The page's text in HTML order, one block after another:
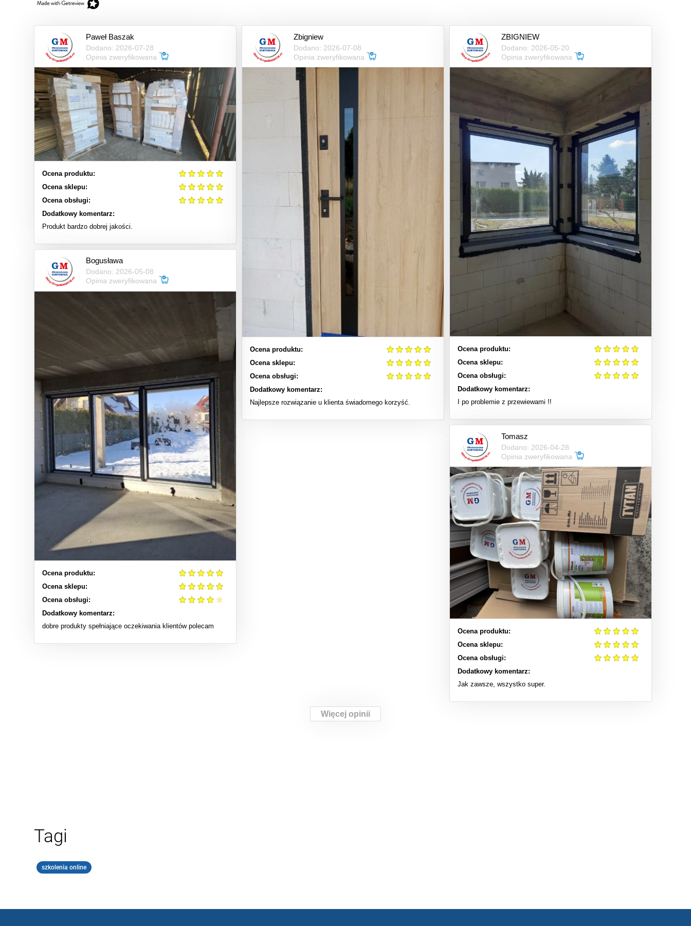
Paweł Baszak
Dodano: 2026-07-28
Opinia zweryfikowana
Ocena produktu:
Ocena sklepu:
Ocena obsługi:
Dodatkowy komentarz:
Produkt bardzo dobrej jakości.
Zbigniew
Dodano: 2026-07-08
Opinia zweryfikowana
Ocena produktu:
Ocena sklepu:
Ocena obsługi:
Dodatkowy komentarz:
Najlepsze rozwiązanie u klienta świadomego korzyść.
ZBIGNIEW
Dodano: 2026-05-20
Opinia zweryfikowana
Ocena produktu:
Ocena sklepu:
Ocena obsługi:
Dodatkowy komentarz:
I po problemie z przewiewami !!
Bogusława
Dodano: 2026-05-08
Opinia zweryfikowana
Ocena produktu:
Ocena sklepu:
Ocena obsługi:
Dodatkowy komentarz:
dobre produkty spełniające oczekiwania klientów polecam
Tomasz
Dodano: 2026-04-28
Opinia zweryfikowana
Ocena produktu:
Ocena sklepu:
Ocena obsługi:
Dodatkowy komentarz:
Jak zawsze, wszystko super.
Więcej opinii
Tagi
szkolenia online